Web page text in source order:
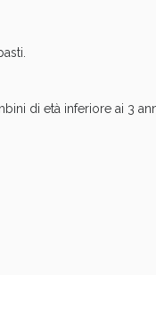
di età inferiore ai 3
al 40%